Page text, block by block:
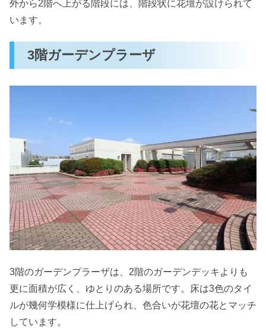
外から2階へ上がる階段には、階段状に花壇が設けられて
います。
3階ガーデンプラーザ
3階のガーデンプラーザは、2階のガーデンデッキよりも
更に面積が広く、ゆとりのある場所です。床は3色のタイ
ルが幾何学模様に仕上げられ、色合いが花壇の花とマッチ
しています。